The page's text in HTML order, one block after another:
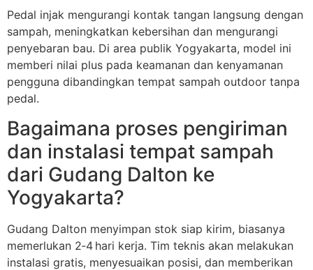
Pedal injak mengurangi kontak tangan langsung dengan
sampah, meningkatkan kebersihan dan mengurangi
penyebaran bau. Di area publik Yogyakarta, model ini
memberi nilai plus pada keamanan dan kenyamanan
pengguna dibandingkan tempat sampah outdoor tanpa
pedal.
Bagaimana proses pengiriman
dan instalasi tempat sampah
dari Gudang Dalton ke
Yogyakarta?
Gudang Dalton menyimpan stok siap kirim, biasanya
memerlukan 2‑4 hari kerja. Tim teknis akan melakukan
instalasi gratis, menyesuaikan posisi, dan memberikan